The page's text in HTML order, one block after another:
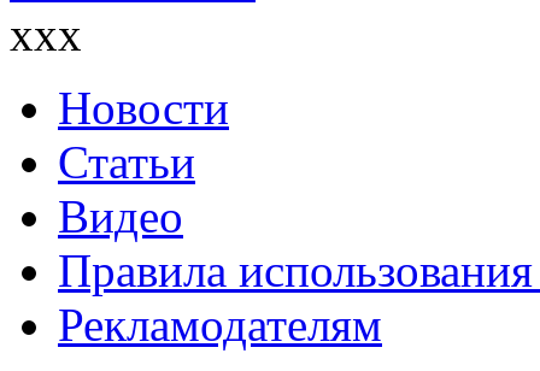
xxx
Новости
Статьи
Видео
Правила
Рекламодателям